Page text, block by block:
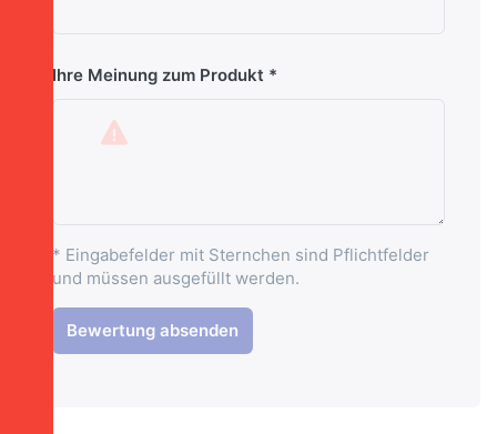
Ihre Meinung zum Produkt
* Eingabefelder mit Sternchen sind Pflichtfelder
und müssen ausgefüllt werden.
Bewertung absenden